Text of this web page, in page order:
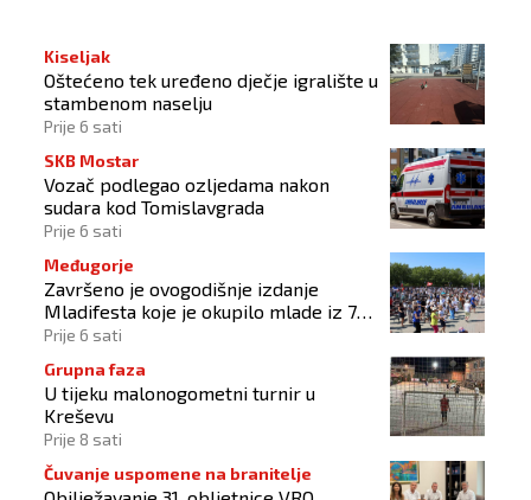
Kiseljak
Oštećeno tek uređeno dječje igralište u
stambenom naselju
Prije 6 sati
SKB Mostar
Vozač podlegao ozljedama nakon
sudara kod Tomislavgrada
Prije 6 sati
Međugorje
Završeno je ovogodišnje izdanje
Mladifesta koje je okupilo mlade iz 73
zemlje svijeta
Prije 6 sati
Grupna faza
U tijeku malonogometni turnir u
Kreševu
Prije 8 sati
Čuvanje uspomene na branitelje